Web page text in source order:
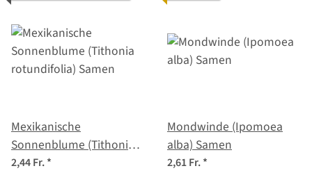
Mexikanische
Sonnenblume (Tithonia
rotundifolia) Samen
2,44 Fr.*
Mondwinde (Ipomoea
alba) Samen
2,61 Fr.*